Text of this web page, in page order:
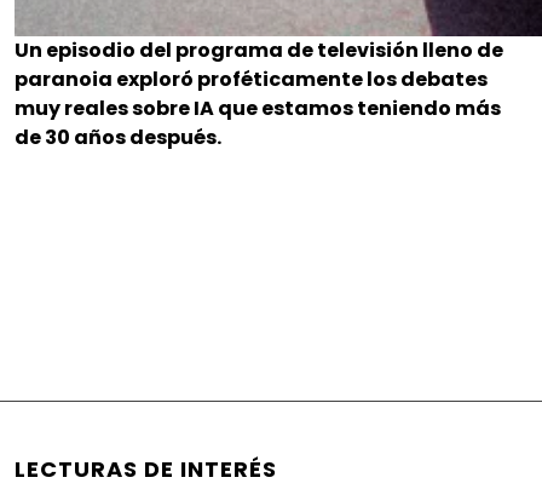
Un episodio del programa de televisión lleno de
paranoia exploró proféticamente los debates
muy reales sobre IA que estamos teniendo más
de 30 años después.
LECTURAS DE INTERÉS